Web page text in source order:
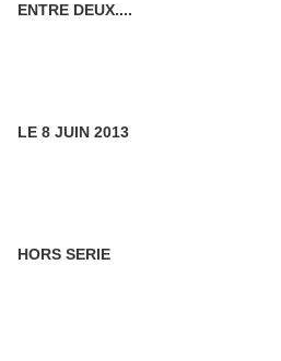
ENTRE DEUX....
LE 8 JUIN 2013
HORS SERIE